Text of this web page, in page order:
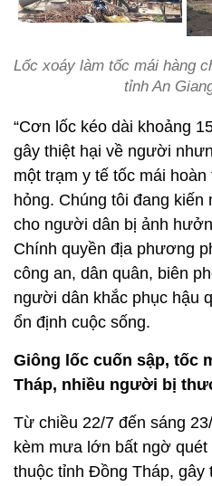
Lốc xoáy làm tốc mái hàng
tỉnh An
“Cơn lốc kéo dài khoảng
gây thiệt hại về người
một trạm y tế tốc mái
hỏng. Chúng tôi đang
cho người dân bị ảnh
Chính quyền địa phương
công an, dân quân, biên
người dân khắc phục hậu
ổn định cuộc sống.
Giông lốc cuốn sập, tốc
Tháp, nhiều người bị
Từ chiều 22/7 đến sáng
kèm mưa lớn bất ngờ
thuộc tỉnh Đồng Tháp, gây